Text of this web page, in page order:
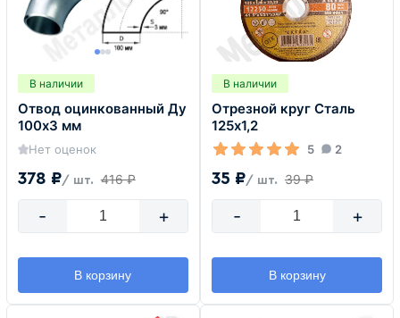
В наличии
Отвод оцинкованный Ду
100х3 мм
Нет оценок
378 ₽/ шт. 416 ₽
- +
В корзину
В наличии
Отрезной круг Сталь
125х1,2
5 2
35 ₽/ шт. 39 ₽
- +
В корзину